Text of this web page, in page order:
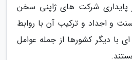
پایداری شرکت های ژاپنی سخن
و اجداد و ترکیب آن با روابط
با دیگر کشورها از جمله عوامل